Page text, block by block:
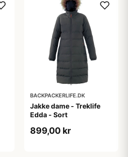
BACKPACKERLIFE.DK
Jakke dame - Treklife
Edda - Sort
899,00 kr